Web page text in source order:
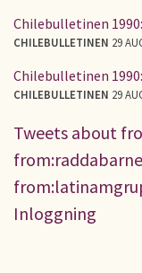
Chilebulletinen
CHILEBULLETINEN 29
Chilebulletinen
CHILEBULLETINEN 29
Tweets about
Inloggning